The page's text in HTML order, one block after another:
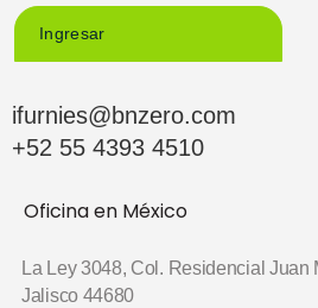
Ingresar
ifurnies@bnzero.com
+52 55 4393 4510
Oficina en México
La Ley 3048, Col. Residencial Juan
Jalisco 44680